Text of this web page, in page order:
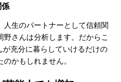
係
人生のパートナーとして信頼関
さんは分析します。だからこ
充分に暮らしていけるだけの
かもしれません。